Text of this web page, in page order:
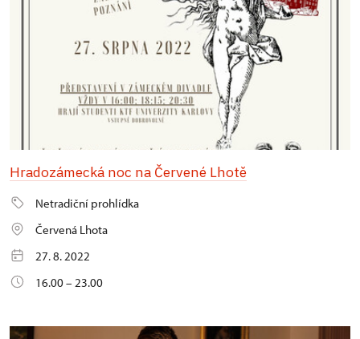
Hradozámecká noc na Červené Lhotě
Netradiční prohlídka
Červená Lhota
27. 8. 2022
16.00 – 23.00